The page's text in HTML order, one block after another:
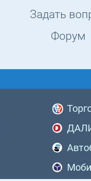
Задать
Форум